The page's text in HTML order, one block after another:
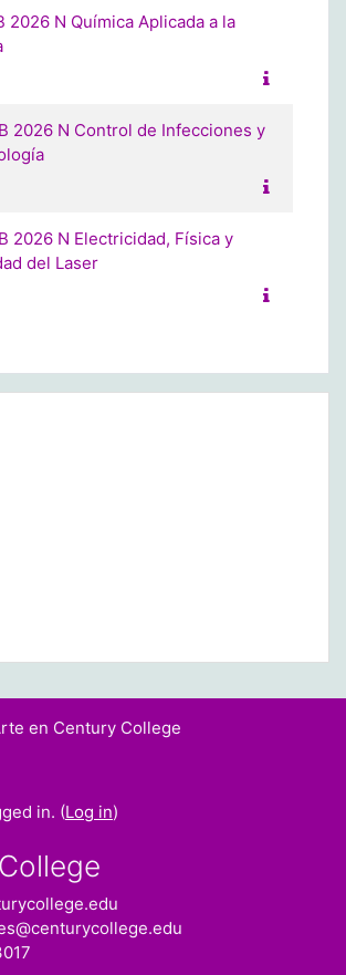
2026 N Química Aplicada a la
2026 N Control de Infecciones y
2026 N Electricidad, Física y
del Laser
en Century College
in. (Log in)